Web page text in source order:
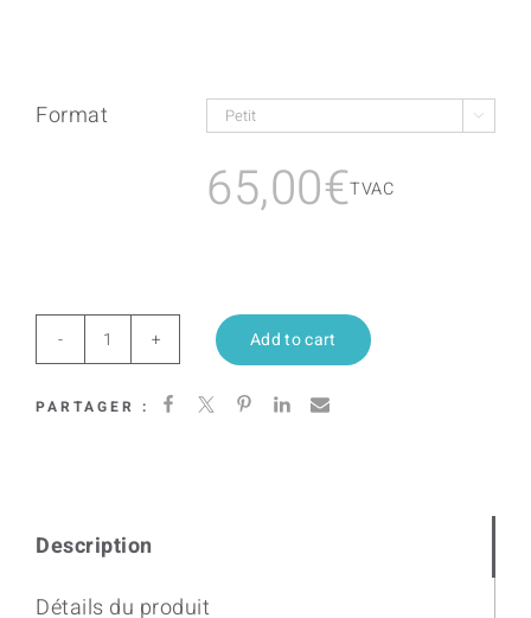
Format 
65,00€TVAC
Yokainoshima
IV
Add to cart
PARTAGER :
Description
Détails du produit